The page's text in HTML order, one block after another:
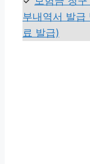
부내역서 발
료 발급)